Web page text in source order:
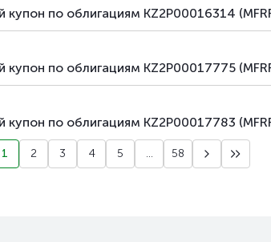
по облигациям KZ2P00016314
по облигациям KZ2P00017775
по облигациям KZ2P00017783
1 2 3 4 5 ... 58